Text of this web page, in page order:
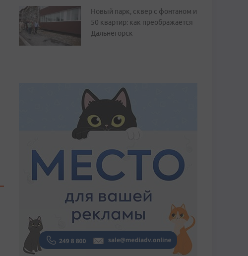
Новый парк, сквер с фонтаном и
50 квартир: как преображается
Дальнегорск